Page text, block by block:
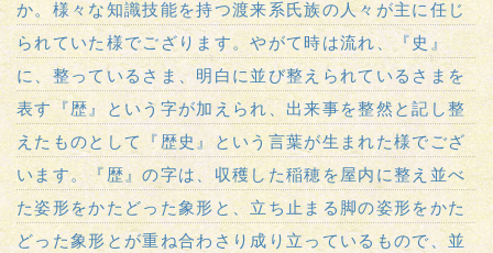
か。様々な知識技能を持つ渡来系氏族の人々が主に任じ
られていた様でござります。やがて時は流れ、『史』
に、整っているさま、明白に並び整えられているさまを
表す『歴』という字が加えられ、出来事を整然と記し整
えたものとして『歴史』という言葉が生まれた様でござ
います。『歴』の字は、収穫した稲穂を屋内に整え並べ
た姿形をかたどった象形と、立ち止まる脚の姿形をかた
どった象形とが重ね合わさり成り立っているもので、並